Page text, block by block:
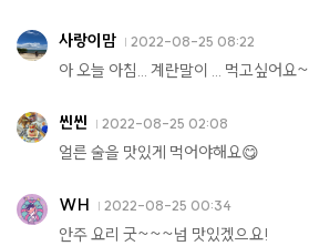
사랑이맘 2022-08-25 08:22
아 오늘 아침... 계란말이 ... 먹고싶어요~
씬씬 2022-08-25 02:08
얼른 술을 맛있게 먹어야해요😋
WH 2022-08-25 00:34
안주 요리 굿~~~넘 맛있겠으요!